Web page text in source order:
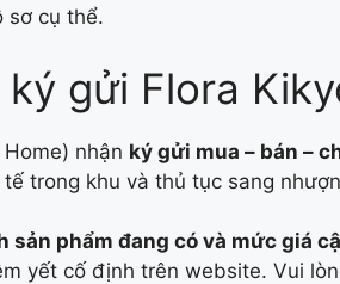
sơ cụ thể.
ký gửi Flora
nhận ký gửi mua – bán –
trong khu và thủ tục sang
sản phẩm đang có và mức giá
yết cố định trên website. Vui